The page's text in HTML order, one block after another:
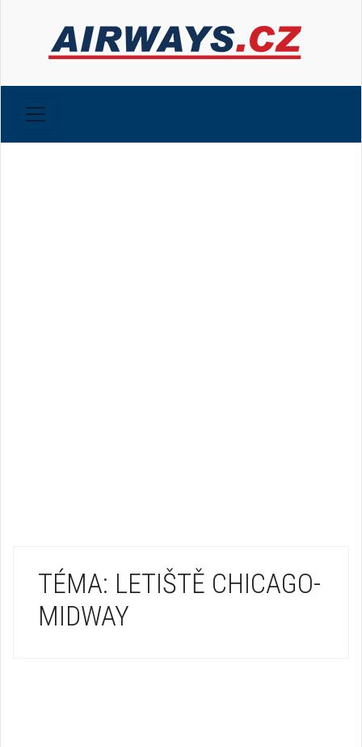
TÉMA: LETIŠTĚ CHICAGO-
MIDWAY